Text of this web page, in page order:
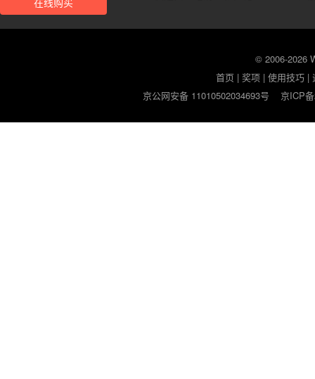
© 2006-2026
首页 |奖项 |使用技巧 |
京公网安备 11010502034693号
京ICP